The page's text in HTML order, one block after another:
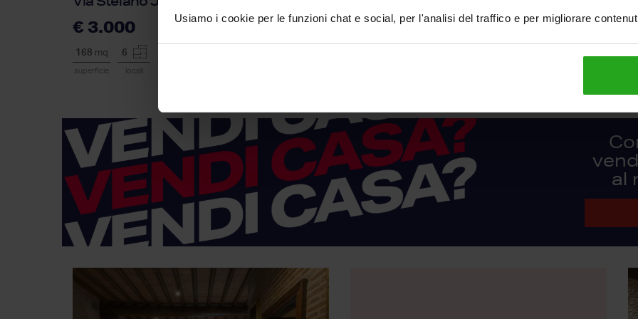
Usiamo i cookie per le funzioni chat e social, per l'analisi del traffico e per migliorare
€ 3.000
168 mq
superficie
6
locali
€ 900
al